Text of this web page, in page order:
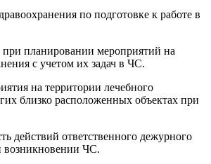
по подготовке к работе в
планировании мероприятий на
с учетом их задач в ЧС.
на территории лечебного
близко расположенных объектах при
действий ответственного дежурного
ЧС.